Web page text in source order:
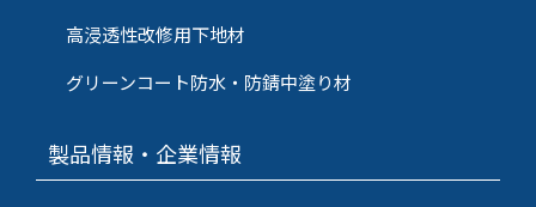
高浸透性改修用下地材
グリーンコート防水・防錆中塗り材
製品情報・企業情報